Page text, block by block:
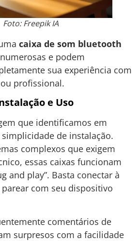
Foto: Freepik IA
caixa de som bluetooth
e podem
sua experiência com
profissional.
e Uso
que identificamos em
de instalação.
complexos que exigem
essas caixas funcionam
and play”. Basta conectar à
com seu dispositivo
comentários de
surpresos com a facilidade